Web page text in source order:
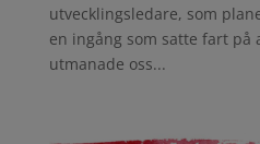
utvecklingsledare, som
en ingång som satte fart på
utmanade oss...